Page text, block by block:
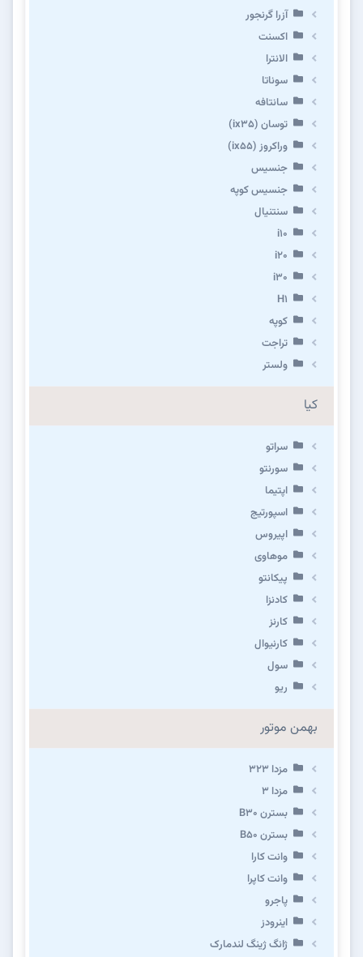
آزرا گرنجور
اکسنت
الانترا
سوناتا
سانتافه
توسان (ix35)
وراکروز (ix55)
جنسیس
جنسیس کوپه
سنتنیال
i10
i20
i30
H1
کوپه
تراجت
ولستر
کیا
سراتو
سورنتو
اپتیما
اسپورتیج
اپیروس
موهاوی
پیکانتو
کادنزا
کارنز
کارنیوال
سول
ریو
بهمن موتور
مزدا ۳۲۳
مزدا ۳
بسترن B۳۰
بسترن B۵۰
وانت کارا
وانت کاپرا
پاجرو
اینرودز
ژانگ ژینگ لندمارک